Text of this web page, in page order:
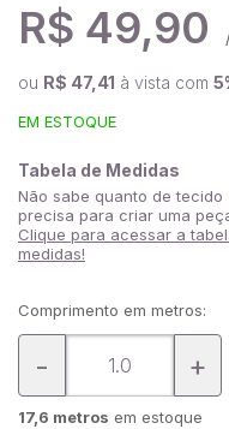
R$ 49,90
ou R$ 47,41 à vista com
EM ESTOQUE
Tabela de Medidas
Não sabe quanto de tecido
precisa para criar uma
Clique para acessar a
medidas!
Comprimento em metros:
- +
17,6 metros em estoque